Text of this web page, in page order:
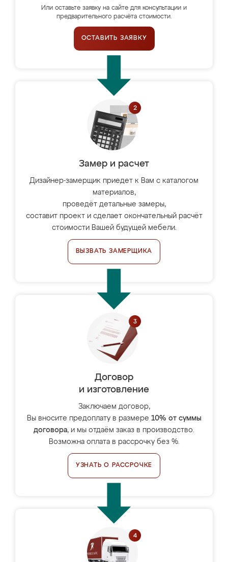
Или оставьте заявку на сайте для консультации и
предварительного расчёта стоимости.
ОСТАВИТЬ ЗАЯВКУ
Замер и расчет
Дизайнер-замерщик приедет к Вам с каталогом
материалов,
проведёт детальные замеры,
составит проект и сделает окончательный расчёт
стоимости Вашей будущей мебели.
ВЫЗВАТЬ ЗАМЕРЩИКА
Договор
и изготовление
Заключаем договор,
Вы вносите предоплату в размере 10% от суммы
договора, и мы отдаём заказ в производство.
Возможна оплата в рассрочку без %.
УЗНАТЬ О РАССРОЧКЕ